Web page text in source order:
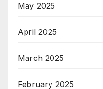
May 2025
April 2025
March 2025
February 2025